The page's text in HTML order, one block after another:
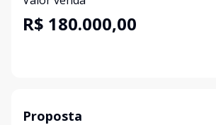
R$ 180.000,00
Proposta